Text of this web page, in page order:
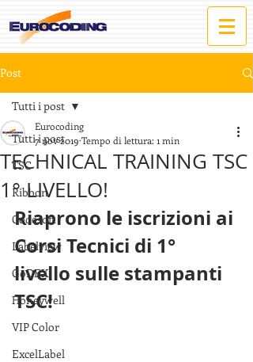
Post
Tutti i post
TSC
Ribbon
Codesoft
Labelview
GoDEX
Honeywell
VIP Color
ExcelLabel
Tutti i post
TECHNICAL TRAINING TSC
1° LIVELLO!
Eurocoding
7 nov 2019 Tempo di lettura: 1 min
Riaprono le iscrizioni ai
Corsi Tecnici di 1°
livello sulle stampanti
TSC!